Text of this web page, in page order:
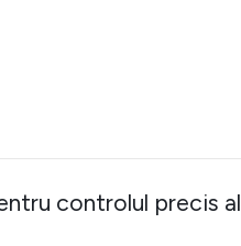
controlul precis al